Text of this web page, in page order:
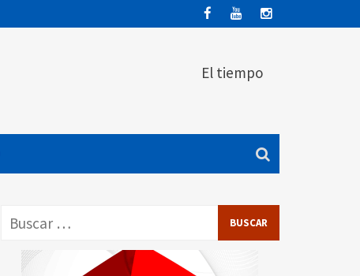
El tiempo
Buscar: